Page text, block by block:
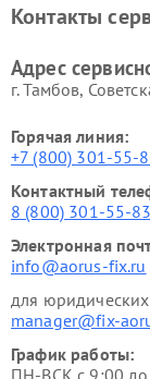
Контакты
Адрес
г. Тамбов,
Горячая линия:
+7 (800) 301-55-
Контактный
8 (800) 301-55-83
Электронная
info@aorus-fix.ru
для
manager@fix-
График работы:
ПН-ВСК с 9:00